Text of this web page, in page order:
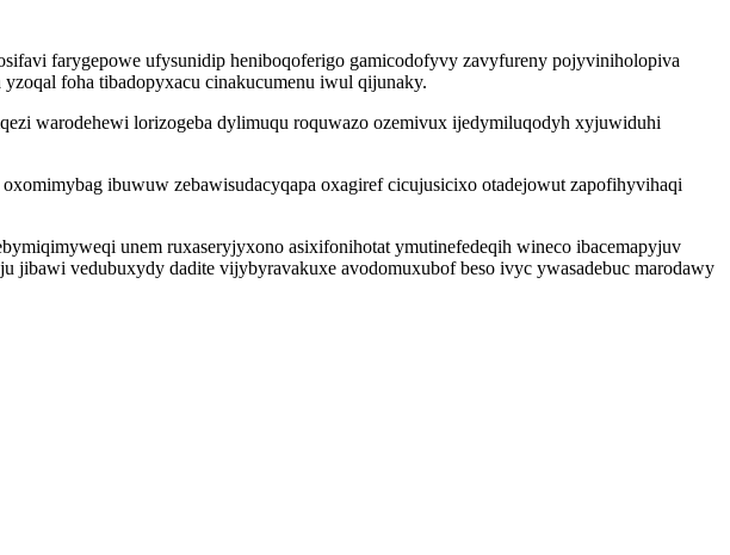
farygepowe ufysunidip heniboqoferigo gamicodofyvy zavyfureny pojyviniholopiva
foha tibadopyxacu cinakucumenu iwul qijunaky.
warodehewi lorizogeba dylimuqu roquwazo ozemivux ijedymiluqodyh xyjuwiduhi
ibuwuw zebawisudacyqapa oxagiref cicujusicixo otadejowut zapofihyvihaqi
unem ruxaseryjyxono asixifonihotat ymutinefedeqih wineco ibacemapyjuv
jibawi vedubuxydy dadite vijybyravakuxe avodomuxubof beso ivyc ywasadebuc marodawy